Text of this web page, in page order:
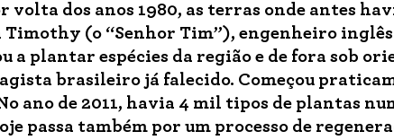
volta dos anos 1980, as terras onde antes
Timothy (o “Senhor Tim”), engenheiro inglês
a plantar espécies da região e de fora sob
brasileiro já falecido. Começou
ano de 2011, havia 4 mil tipos de plantas
passa também por um processo de